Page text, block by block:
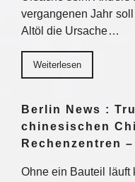
vergangenen Jahr
Altöl die Ursache…
Weiterlesen
Berlin News :
chinesischen
Rechenzentren
Ohne ein Bauteil läuft